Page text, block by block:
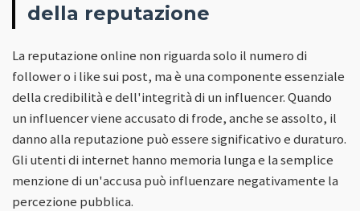
della reputazione
La reputazione online non riguarda solo il numero di
follower o i like sui post, ma è una componente essenziale
della credibilità e dell'integrità di un influencer. Quando
un influencer viene accusato di frode, anche se assolto, il
danno alla reputazione può essere significativo e duraturo.
Gli utenti di internet hanno memoria lunga e la semplice
menzione di un'accusa può influenzare negativamente la
percezione pubblica.